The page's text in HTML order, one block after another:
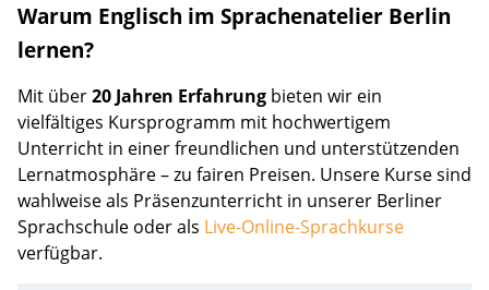
Warum Englisch im Sprachenatelier Berlin
lernen?
Mit über20 Jahren Erfahrung bieten wir ein
vielfältiges Kursprogramm mit hochwertigem
Unterricht in einer freundlichen und unterstützenden
Lernatmosphäre – zu fairen Preisen. Unsere Kurse sind
wahlweise als Präsenzunterricht in unserer Berliner
Sprachschule oder als Live-Online-Sprachkurse
verfügbar.